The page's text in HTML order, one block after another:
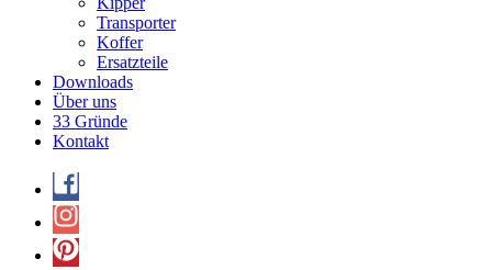
Transporter
Koffer
Ersatzteile
Downloads
Über uns
33 Gründe
Kontakt